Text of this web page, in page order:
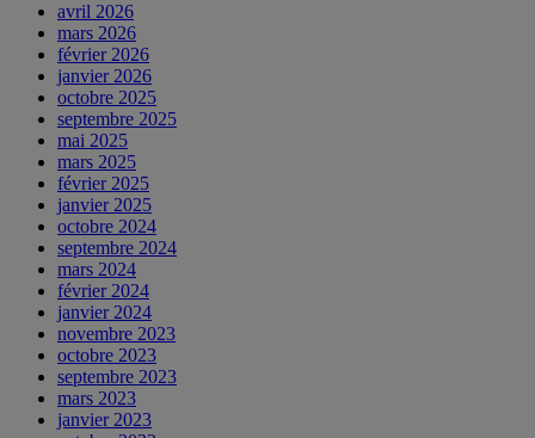
avril 2026
mars 2026
février 2026
janvier 2026
octobre 2025
septembre 2025
mai 2025
mars 2025
février 2025
janvier 2025
octobre 2024
septembre 2024
mars 2024
février 2024
janvier 2024
novembre 2023
octobre 2023
septembre 2023
mars 2023
janvier 2023